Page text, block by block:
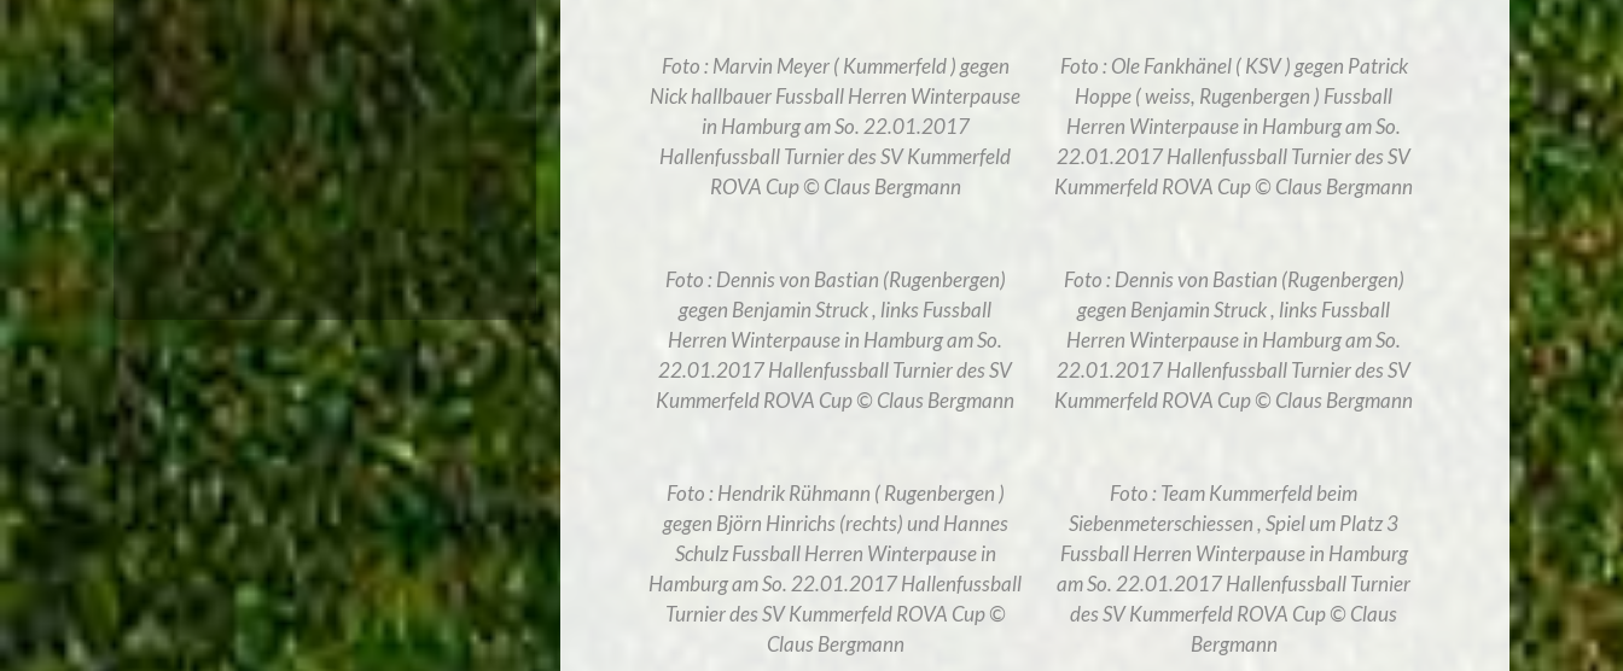
Foto : Marvin Meyer ( Kummerfeld ) gegen
Nick hallbauer Fussball Herren Winterpause
in Hamburg am So. 22.01.2017
Hallenfussball Turnier des SV Kummerfeld
ROVA Cup © Claus Bergmann
Foto : Ole Fankhänel ( KSV ) gegen Patrick
Hoppe ( weiss, Rugenbergen ) Fussball
Herren Winterpause in Hamburg am So.
22.01.2017 Hallenfussball Turnier des SV
Kummerfeld ROVA Cup © Claus Bergmann
Foto : Dennis von Bastian (Rugenbergen)
gegen Benjamin Struck , links Fussball
Herren Winterpause in Hamburg am So.
22.01.2017 Hallenfussball Turnier des SV
Kummerfeld ROVA Cup © Claus Bergmann
Foto : Dennis von Bastian (Rugenbergen)
gegen Benjamin Struck , links Fussball
Herren Winterpause in Hamburg am So.
22.01.2017 Hallenfussball Turnier des SV
Kummerfeld ROVA Cup © Claus Bergmann
Foto : Hendrik Rühmann ( Rugenbergen )
gegen Björn Hinrichs (rechts) und Hannes
Schulz Fussball Herren Winterpause in
Hamburg am So. 22.01.2017 Hallenfussball
Turnier des SV Kummerfeld ROVA Cup ©
Claus Bergmann
Foto : Team Kummerfeld beim
Siebenmeterschiessen , Spiel um Platz 3
Fussball Herren Winterpause in Hamburg
am So. 22.01.2017 Hallenfussball Turnier
des SV Kummerfeld ROVA Cup © Claus
Bergmann